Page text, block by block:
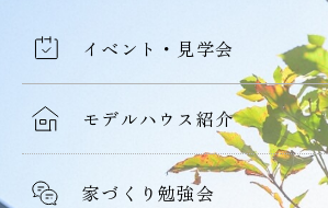
イベント・見学会
モデルハウス紹介
家づくり勉強会